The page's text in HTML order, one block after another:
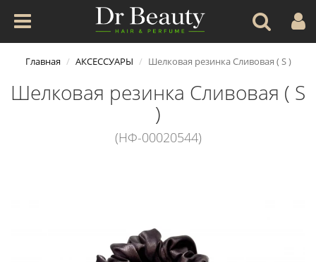
Главная АКСЕССУАРЫ Шелковая резинка Сливовая ( S )
Шелковая резинка Сливовая ( S
)
(НФ-00020544)